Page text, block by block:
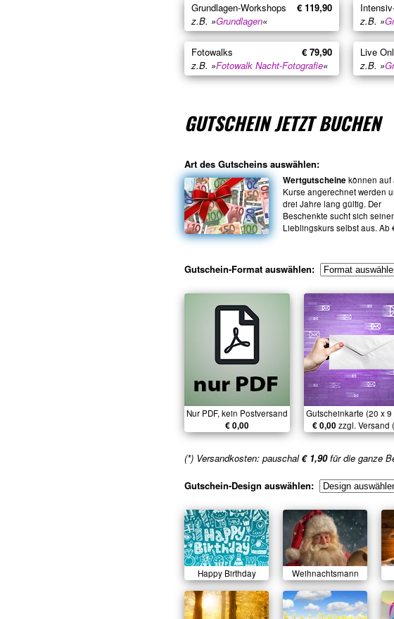
Grundlagen-Workshops
€ 119,90
z.B. »Grundlagen«
z.B. »
Fotowalks
€ 79,90
z.B. »Fotowalk Nacht-Fotografie«
Live
z.B. »
GUTSCHEIN JETZT BUCHEN
Art des Gutscheins auswählen:
Wertgutscheine können auf
Kurse angerechnet werden
drei Jahre lang gültig. Der
Beschenkte sucht sich
Lieblingskurs selbst aus. Ab
Gutschein-Format auswählen:
Nur PDF, kein Postversand
€ 0,00
Gutscheinkarte (20 x 9
€ 0,00 zzgl. Versand
(*) Versandkosten: pauschal€ 1,90für die ganze
Gutschein-Design auswählen:
Happy Birthday Weihnachtsmann